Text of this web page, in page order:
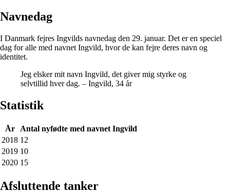
Navnedag
I Danmark fejres Ingvilds navnedag den 29. januar. Det er en speciel
dag for alle med navnet Ingvild, hvor de kan fejre deres navn og
identitet.
Jeg elsker mit navn Ingvild, det giver mig styrke og
selvtillid hver dag. – Ingvild, 34 år
Statistik
År
Antal nyfødte med navnet Ingvild
2018 12
2019 10
2020 15
Afsluttende tanker